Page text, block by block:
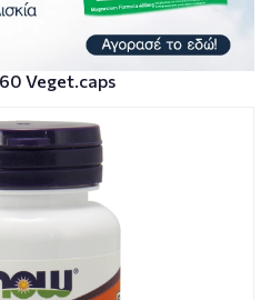
Veget.caps